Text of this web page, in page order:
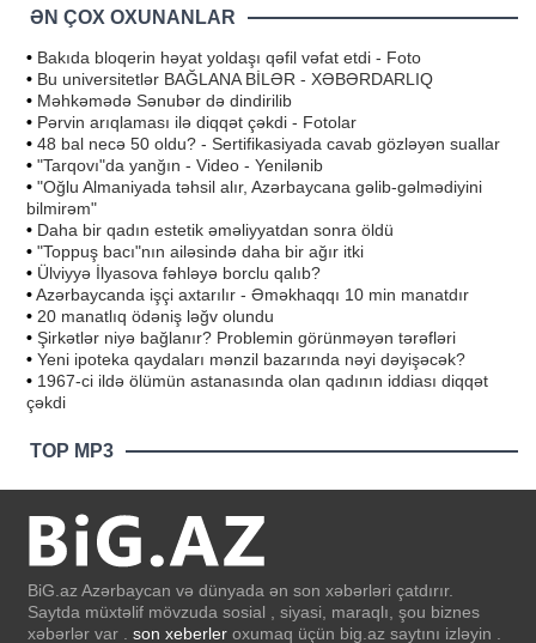
ƏN ÇOX OXUNANLAR
• Bakıda bloqerin həyat yoldaşı qəfil vəfat etdi - Foto
• Bu universitetlər BAĞLANA BİLƏR - XƏBƏRDARLIQ
• Məhkəmədə Sənubər də dindirilib
• Pərvin arıqlaması ilə diqqət çəkdi - Fotolar
• 48 bal necə 50 oldu? - Sertifikasiyada cavab gözləyən suallar
• "Tarqovı"da yanğın - Video - Yenilənib
• "Oğlu Almaniyada təhsil alır, Azərbaycana gəlib-gəlmədiyini
bilmirəm"
• Daha bir qadın estetik əməliyyatdan sonra öldü
• "Toppuş bacı"nın ailəsində daha bir ağır itki
• Ülviyyə İlyasova fəhləyə borclu qalıb?
•Azərbaycanda işçi axtarılır - Əməkhaqqı 10 min manatdır
• 20 manatlıq ödəniş ləğv olundu
• Şirkətlər niyə bağlanır? Problemin görünməyən tərəfləri
• Yeni ipoteka qaydaları mənzil bazarında nəyi dəyişəcək?
• 1967-ci ildə ölümün astanasında olan qadının iddiası diqqət
çəkdi
TOP MP3
BiG.az Azərbaycan və dünyada ən son xəbərləri çatdırır.
Saytda müxtəlif mövzuda sosial , siyasi, maraqlı, şou biznes
xəbərlər var . son xeberler oxumaq üçün big.az saytını izləyin .